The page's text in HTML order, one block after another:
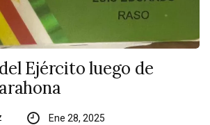
Ejército luego de
Ene 28, 2025